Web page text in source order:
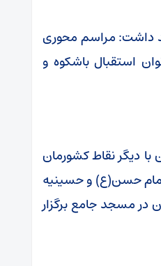
داشت: مراسم محوری
استقبال باشکوه و
دیگر نقاط کشورمان
حسن(ع) و حسینیه
در مسجد جامع برگزار